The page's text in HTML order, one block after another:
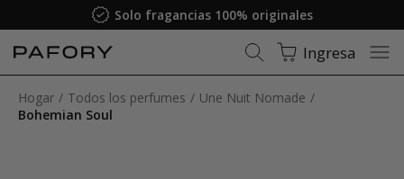
Solo fragancias 100% originales
Ingresa
Hogar Todos los perfumes
Une Nuit Nomade
Bohemian Soul